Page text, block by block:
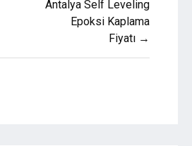
Antalya Self Leveling
Epoksi Kaplama
Fiyatı →